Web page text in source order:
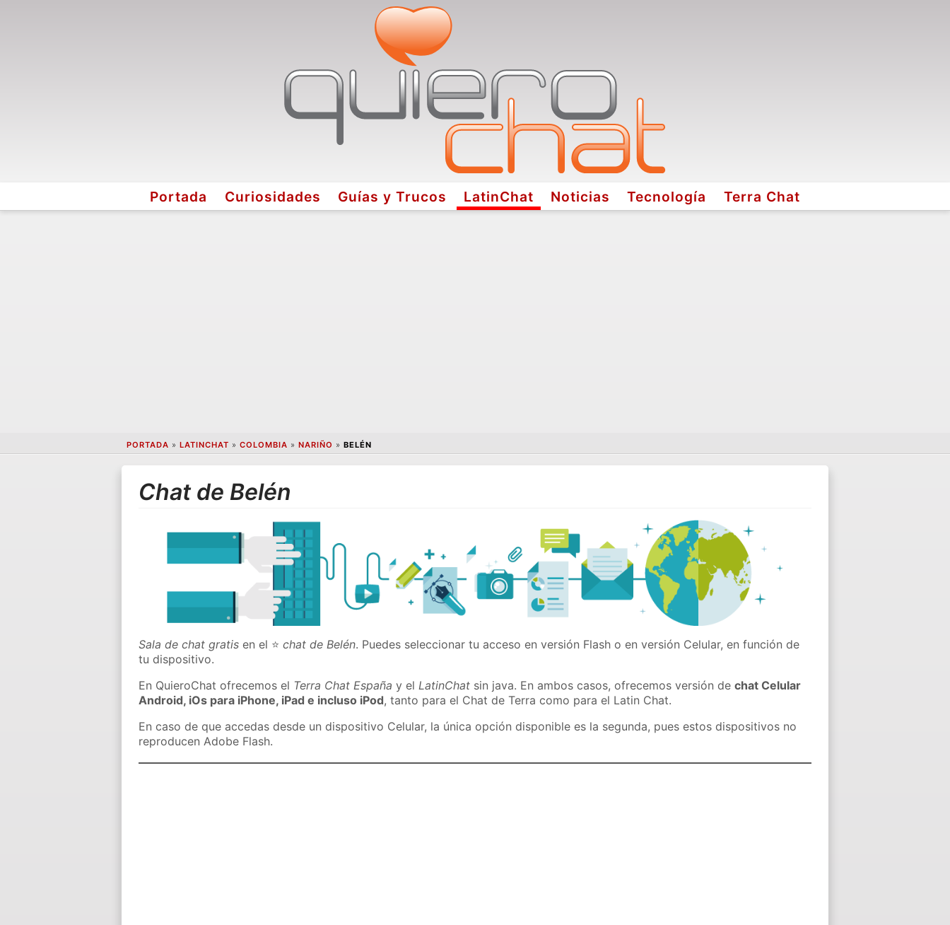
Portada Curiosidades Guías y Trucos LatinChat Noticias Tecnología Terra Chat
PORTADA » LATINCHAT » COLOMBIA » NARIÑO » BELÉN
Chat de Belén
Sala de chat gratis en el ⭐chat de Belén. Puedes seleccionar tu acceso en versión Flash o en versión Celular, en función de
tu dispositivo.
En QuieroChat ofrecemos el Terra Chat España y elLatinChat sin java. En ambos casos, ofrecemos versión dechat Celular
Android, iOs para iPhone, iPad e incluso iPod, tanto para el Chat de Terra como para el Latin Chat.
En caso de que accedas desde un dispositivo Celular, la única opción disponible es la segunda, pues estos dispositivos no
reproducen Adobe Flash.